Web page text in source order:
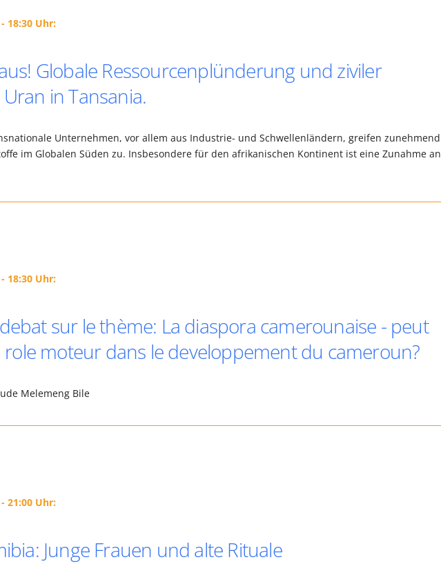
18:30 Uhr:
Globale Ressourcenplünderung und ziviler
in Tansania.
Unternehmen, vor allem aus Industrie- und Schwellenländern, greifen zunehmend
im Globalen Süden zu. Insbesondere für den afrikanischen Kontinent ist eine Zunahme an
18:30 Uhr:
sur le thème: La diaspora camerounaise - peut
moteur dans le developpement du cameroun?
Melemeng Bile
21:00 Uhr:
Junge Frauen und alte Rituale